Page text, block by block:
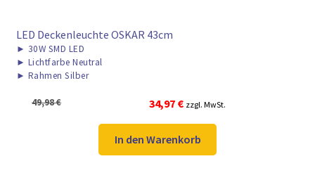
LED Deckenleuchte OSKAR 43cm
► 30W SMD LED
► Lichtfarbe Neutral
► Rahmen Silber
49,98€
Ursprünglicher
Preis
war:
49,98 €
34,97 €Aktueller
Preis
ist:
34,97 €.
zzgl. MwSt.
In den Warenkorb